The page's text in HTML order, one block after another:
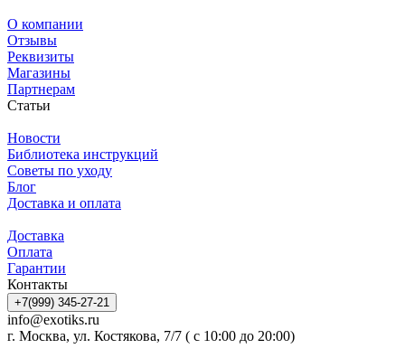
О компании
Отзывы
Реквизиты
Магазины
Партнерам
Статьи
Новости
Библиотека инструкций
Советы по уходу
Блог
Доставка и оплата
Доставка
Оплата
Гарантии
Контакты
+7(999) 345-27-21
info@exotiks.ru
г. Москва, ул. Костякова, 7/7 ( с 10:00 до 20:00)